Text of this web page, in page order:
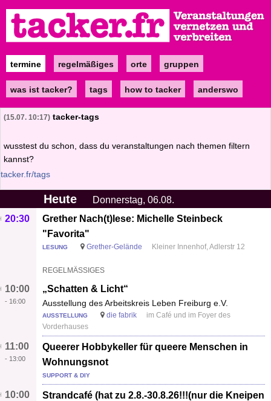
zum
Inhalt
Maintermine regelmäßiges orte gruppen
was ist tacker? tags how to tacker anderswo
15.07. 10:17 tacker-tags
wusstest du schon, dass du veranstaltungen nach themen filtern
kannst?
tacker.fr/tags
Heute
Donnerstag, 06.08.
Grether Nach(t)lese: Michelle Steinbeck
"Favorita"
20:30
LESUNG Grether-Gelände Kleiner Innenhof, Adlerstr 12
REGELMÄSSIGES
„Schatten & Licht“
Ausstellung des Arbeitskreis Leben Freiburg e.V.
10:00
- 16:00
AUSSTELLUNG die fabrik
im Café und im Foyer des
Vorderhauses
Queerer Hobbykeller für queere Menschen in
Wohnungsnot
11:00
- 13:00
SUPPORT & DIY
Strandcafé (hat zu 2.8.-30.8.26!!!(nur die Kneipen
10:00